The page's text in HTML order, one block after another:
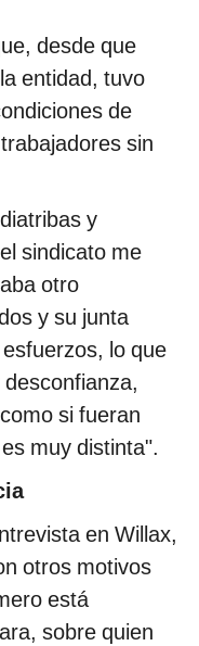
desde que
entidad, tuvo
de
sin
y
sindicato me
otro
y su junta
lo que
si fueran
muy distinta".
en Willax,
otros motivos
está
sobre quien